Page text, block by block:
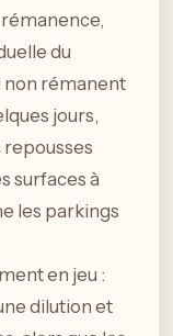
du
non rémanent
jours,
repousses
surfaces à
les parkings
en jeu :
dilution et